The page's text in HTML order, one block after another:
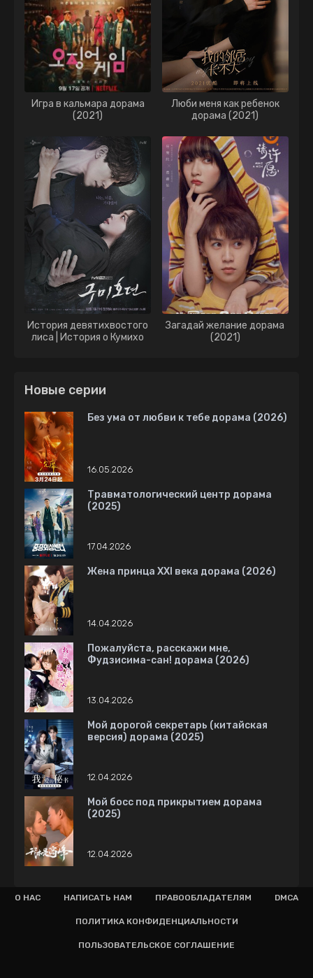
Игра в кальмара дорама
(2021)
Люби меня как ребенок
дорама (2021)
История девятихвостого
лиса | История о Кумихо
Загадай желание дорама
(2021)
Новые серии
Без ума от любви к тебе дорама (2026)
16.05.2026
Травматологический центр дорама
(2025)
17.04.2026
Жена принца XXI века дорама (2026)
14.04.2026
Пожалуйста, расскажи мне,
Фудзисима-сан! дорама (2026)
13.04.2026
Мой дорогой секретарь (китайская
версия) дорама (2025)
12.04.2026
Мой босс под прикрытием дорама
(2025)
12.04.2026
О НАС НАПИСАТЬ НАМ ПРАВООБЛАДАТЕЛЯМ DMCA
ПОЛИТИКА КОНФИДЕНЦИАЛЬНОСТИ
ПОЛЬЗОВАТЕЛЬСКОЕ СОГЛАШЕНИЕ